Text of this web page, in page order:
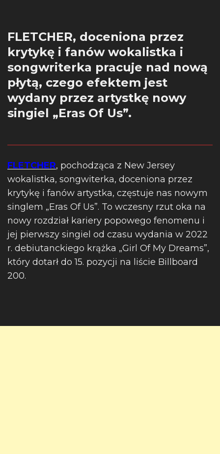
FLETCHER, doceniona przez
krytykę i fanów wokalistka i
songwriterka pracuje nad nową
płytą, czego efektem jest
wydany przez artystkę nowy
singiel „Eras Of Us”.
FLETCHER, pochodząca z New Jersey
wokalistka, songwiterka, doceniona przez
krytykę i fanów artystka, częstuje nas nowym
singlem „Eras Of Us”. To wczesny rzut oka na
nowy rozdział kariery popowego fenomenu i
jej pierwszy singiel od czasu wydania w 2022
r. debiutanckiego krążka „Girl Of My Dreams”,
który dotarł do 15. pozycji na liście Billboard
200.